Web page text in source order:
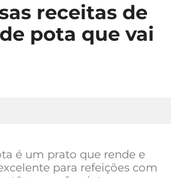
receitas de
pota que vai
é um prato que rende e
para refeições com